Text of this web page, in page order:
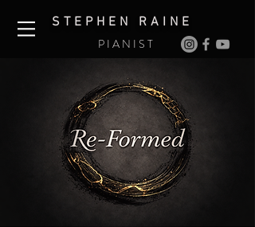
S T E P H E N R A I N E
P I A N I S T